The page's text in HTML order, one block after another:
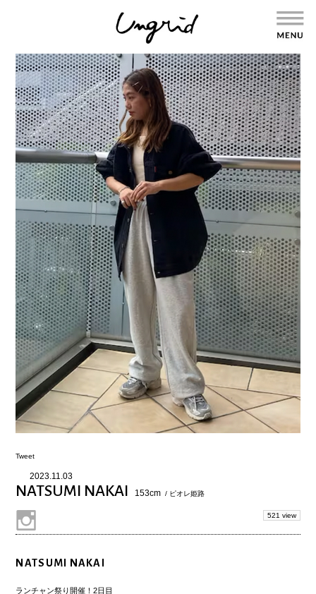
Tweet
2023.11.03
NATSUMI NAKAI 153cm / ピオレ姫路
521 view
NATSUMI NAKAI
ランチャン祭り開催！2日目